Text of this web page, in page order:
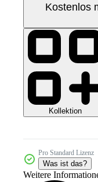
Kostenlos
Kollektion
Pro Standard Lizenz
Was ist das?
Weitere